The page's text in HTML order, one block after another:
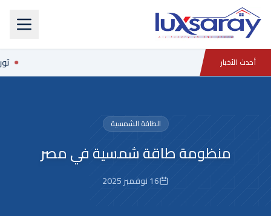
أحدث الأخبار
الطاقة الشمسية
منظومة طاقة شمسية في مصر
16 نوفمبر 2025